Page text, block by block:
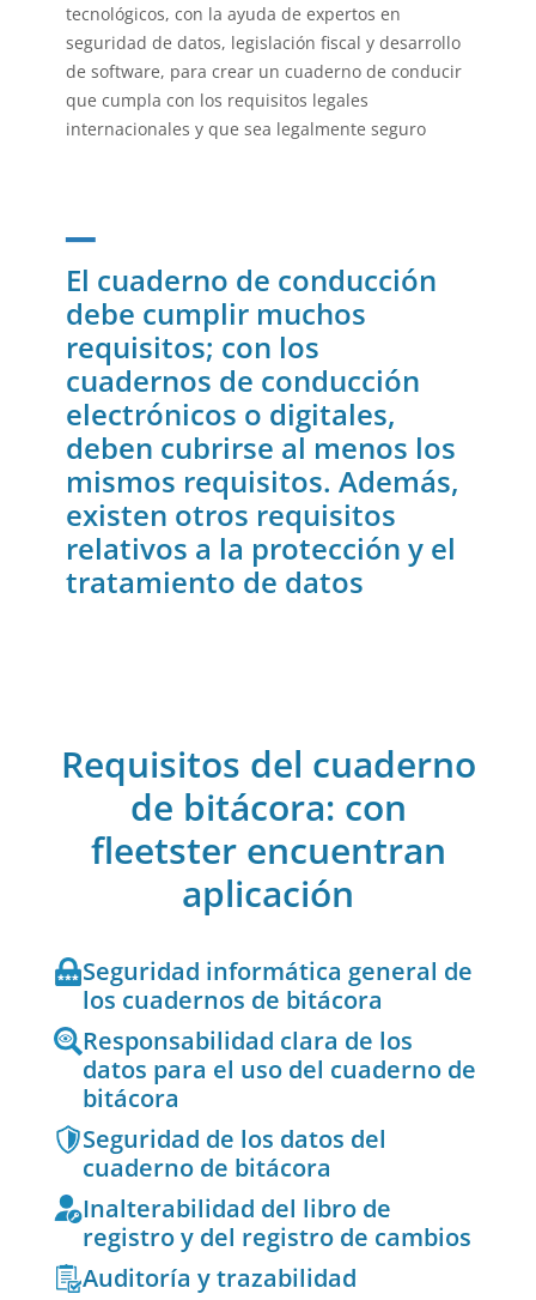
tecnológicos, con la ayuda de expertos en
seguridad de datos, legislación fiscal y desarrollo
de software, para crear un cuaderno de conducir
que cumpla con los requisitos legales
internacionales y que sea legalmente seguro
El cuaderno de conducción
debe cumplir muchos
requisitos; con los
cuadernos de conducción
electrónicos o digitales,
deben cubrirse al menos los
mismos requisitos. Además,
existen otros requisitos
relativos a la protección y el
tratamiento de datos
Requisitos del cuaderno
de bitácora: con
fleetster encuentran
aplicación
Seguridad informática general de
los cuadernos de bitácora
Responsabilidad clara de los
datos para el uso del cuaderno de
bitácora
Seguridad de los datos del
cuaderno de bitácora
Inalterabilidad del libro de
registro y del registro de cambios
Auditoría y trazabilidad